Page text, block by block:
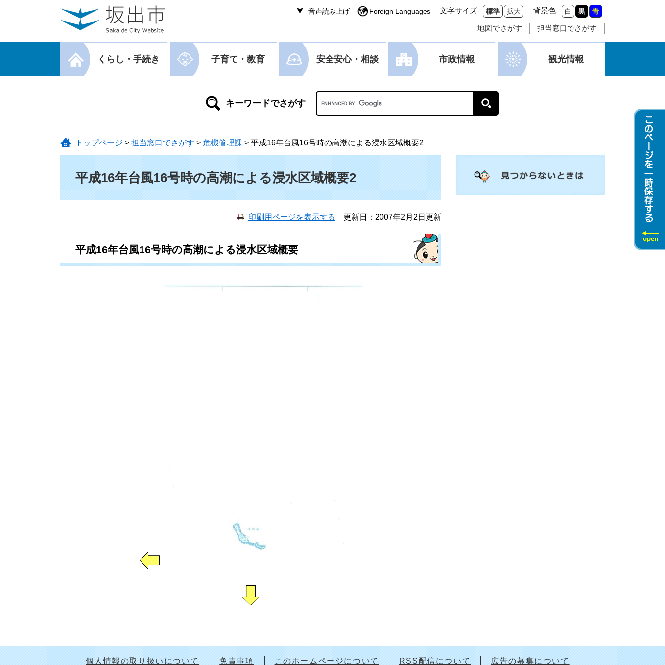
音声読み上げ Foreign Languages 文字サイズ 標準 拡大 背景色 白 黒 青
地図でさがす 担当窓口でさがす
メニューを閉じる
くらし・手続き 子育て・教育 安全安心・相談 市政情報 観光情報
Googleカスタム検索
トップページ > 担当窓口でさがす > 危機管理課 > 平成16年台風16号時の高潮による浸水区域概要2
平成16年台風16号時の高潮による浸水区域概要2
印刷用ページを表示する 更新日：2007年2月2日更新
平成16年台風16号時の高潮による浸水区域概要
個人情報の取り扱いについて 免責事項 このホームページについて RSS配信について 広告の募集について